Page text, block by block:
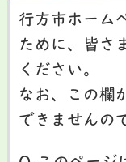
行方市ホーム
ために、皆さ
ください。
なお、この欄
できませんの